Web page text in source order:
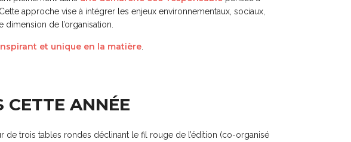
approche vise à intégrer les enjeux environnementaux, sociaux,
de l’organisation.
et unique en la matière
CETTE ANNÉE
de trois tables rondes déclinant le fil rouge de l’édition (co-organisé